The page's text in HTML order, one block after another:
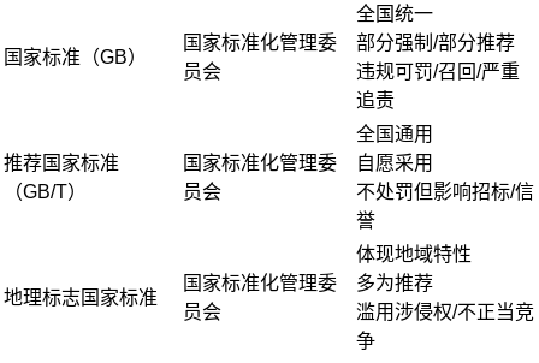
国家标准（GB）
国家标准化管理委
员会
全国统一
部分强制/部分推荐
违规可罚/召回/严重
追责
推荐国家标准
（GB/T）
国家标准化管理委
员会
全国通用
自愿采用
不处罚但影响招标/信
誉
地理标志国家标准
国家标准化管理委
员会
体现地域特性
多为推荐
滥用涉侵权/不正当竞
争